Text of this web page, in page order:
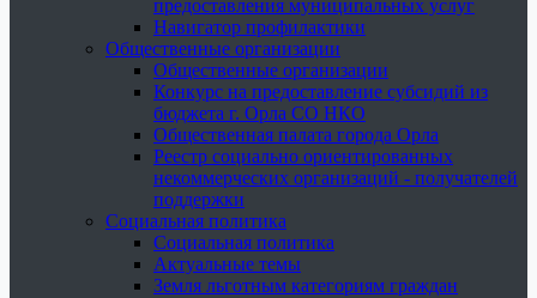
предоставления муниципальных услуг
Навигатор профилактики
Общественные организации
Общественные организации
Конкурс на предоставление субсидий из
бюджета г. Орла СО НКО
Общественная палата города Орла
Реестр социально ориентированных
некоммерческих организаций - получателей
поддержки
Социальная политика
Социальная политика
Актуальные темы
Земля льготным категориям граждан